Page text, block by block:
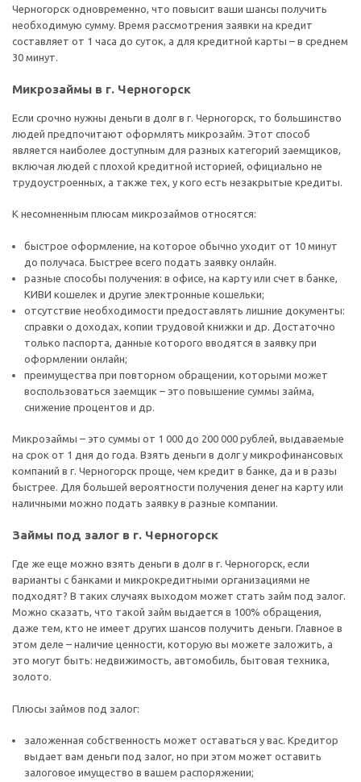
Черногорск одновременно, что повысит ваши шансы получить
необходимую сумму. Время рассмотрения заявки на кредит
составляет от 1 часа до суток, а для кредитной карты – в среднем
30 минут.
Микрозаймы в г. Черногорск
Если срочно нужны деньги в долг в г. Черногорск, то большинство
людей предпочитают оформлять микрозайм. Этот способ
является наиболее доступным для разных категорий заемщиков,
включая людей с плохой кредитной историей, официально не
трудоустроенных, а также тех, у кого есть незакрытые кредиты.
К несомненным плюсам микрозаймов относятся:
быстрое оформление, на которое обычно уходит от 10 минут
до получаса. Быстрее всего подать заявку онлайн.
разные способы получения: в офисе, на карту или счет в банке,
КИВИ кошелек и другие электронные кошельки;
отсутствие необходимости предоставлять лишние документы:
справки о доходах, копии трудовой книжки и др. Достаточно
только паспорта, данные которого вводятся в заявку при
оформлении онлайн;
преимущества при повторном обращении, которыми может
воспользоваться заемщик – это повышение суммы займа,
снижение процентов и др.
Микрозаймы – это суммы от 1 000 до 200 000 рублей, выдаваемые
на срок от 1 дня до года. Взять деньги в долг у микрофинансовых
компаний в г. Черногорск проще, чем кредит в банке, да и в разы
быстрее. Для большей вероятности получения денег на карту или
наличными можно подать заявку в разные компании.
Займы под залог в г. Черногорск
Где же еще можно взять деньги в долг в г. Черногорск, если
варианты с банками и микрокредитными организациями не
подходят? В таких случаях выходом может стать займ под залог.
Можно сказать, что такой займ выдается в 100% обращения,
даже тем, кто не имеет других шансов получить деньги. Главное в
этом деле – наличие ценности, которую вы можете заложить, а
это могут быть: недвижимость, автомобиль, бытовая техника,
золото.
Плюсы займов под залог:
заложенная собственность может оставаться у вас. Кредитор
выдает вам деньги под залог, но при этом может оставить
залоговое имущество в вашем распоряжении;